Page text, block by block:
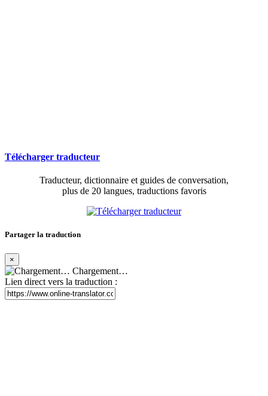
Télécharger traducteur
Traducteur, dictionnaire et guides de conversation,
plus de 20 langues, traductions favoris
Partager la traduction
×
Chargement…
Lien direct vers la traduction :